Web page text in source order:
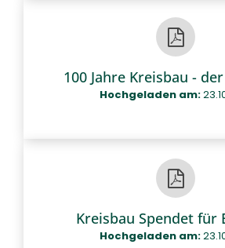
100 Jahre Kreisbau -
Hochgeladen am:
Kreisbau Spendet für
Hochgeladen am: